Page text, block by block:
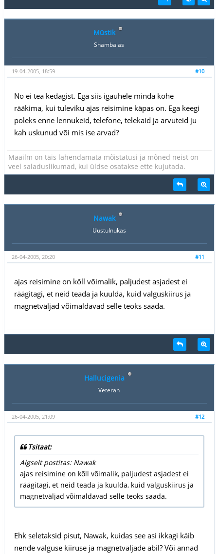
Müstik
Shambalas
#10
19-04-2005, 18:59
No ei tea kedagist. Ega siis igaühele minda kohe
rääkima, kui tuleviku ajas reisimine käpas on. Ega keegi
poleks enne lennukeid, telefone, telekaid ja arvuteid ju
kah uskunud või mis ise arvad?
Maailm on täis lahendamata mõistatusi ja mõned neist on
veel saladuslikumad, kui üldse osatakse ette kujutada.
Nawak
Uustulnukas
#11
26-04-2005, 20:20
ajas reisimine on kõll võimalik, paljudest asjadest ei
räägitagi, et neid teada ja kuulda, kuid valguskiirus ja
magnetväljad võimaldavad selle teoks saada.
Hallucigenia
Veteran
#12
26-04-2005, 21:09
Tsitaat:
Algselt postitas: Nawak
ajas reisimine on kõll võimalik, paljudest asjadest ei
räägitagi, et neid teada ja kuulda, kuid valguskiirus ja
magnetväljad võimaldavad selle teoks saada.
Ehk seletaksid pisut, Nawak, kuidas see asi ikkagi käib
nende valguse kiiruse ja magnetväljade abil? Või annad